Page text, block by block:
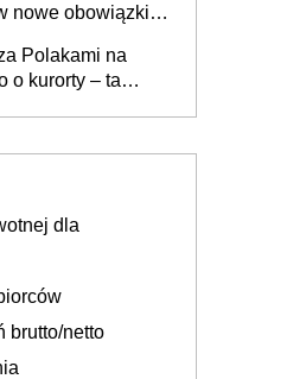
nowe obowiązki w
Polakami na
o kurorty – ta
dla
brutto/netto